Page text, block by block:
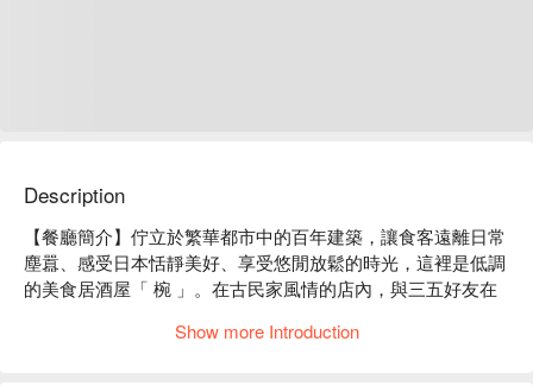
Description
【餐廳簡介】佇立於繁華都市中的百年建築，讓食客遠離日常
塵囂、感受日本恬靜美好、享受悠閒放鬆的時光，這裡是低調
的美食居酒屋「 椀 」。在古民家風情的店內，與三五好友在
【店家氛圍】「美食居酒屋 椀」的裝潢概念是營造出 “ 100 年
Show more Introduction